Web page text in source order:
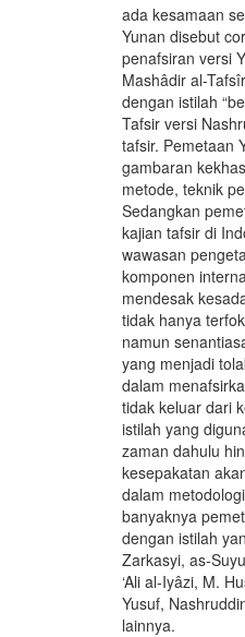
ada kesamaan
Yunan disebut
penafsiran versi
Mashâdir al-
dengan istilah
Tafsir versi
tafsir. Pemetaan
gambaran
metode, teknik
Sedangkan
kajian tafsir di
wawasan
komponen
mendesak
tidak hanya
namun
yang menjadi
dalam
tidak keluar dari
istilah yang
zaman dahulu
kesepakatan
dalam
banyaknya
dengan istilah
Zarkasyi, as-
‘Ali al-Iyâzi, M.
Yusuf,
lainnya.